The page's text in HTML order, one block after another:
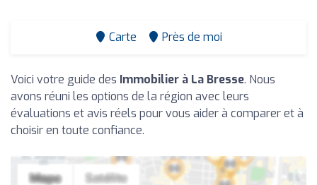
Carte Près de moi
Voici votre guide des Immobilier à La Bresse. Nous
avons réuni les options de la région avec leurs
évaluations et avis réels pour vous aider à comparer et à
choisir en toute confiance.